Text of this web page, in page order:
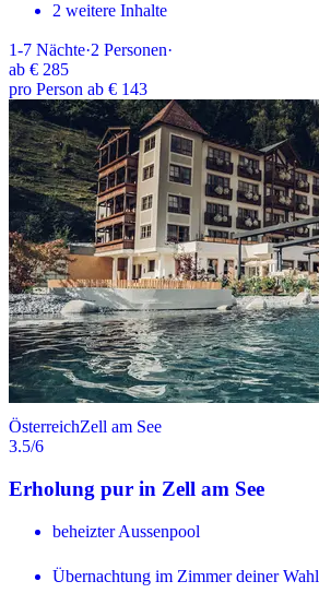
2 weitere Inhalte
1-7 Nächte·2 Personen·
ab € 285
pro Person ab € 143
ÖsterreichZell am See
3.5/6
Erholung pur in Zell am See
beheizter Aussenpool
Übernachtung im Zimmer deiner Wahl